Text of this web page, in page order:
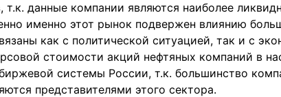
т.к. данные компании являются наиболее
именно этот рынок подвержен влиянию
как с политической ситуацией, так и с
стоимости акций нефтяных компаний в
системы России, т.к. большинство
представителями этого сектора.